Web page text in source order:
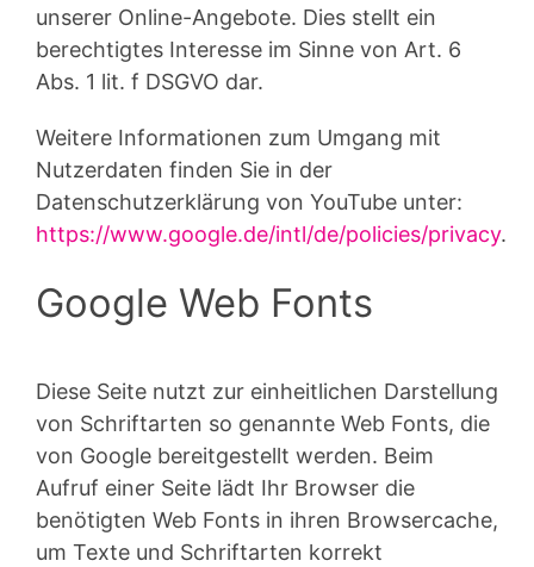
unserer Online-Angebote. Dies stellt ein
berechtigtes Interesse im Sinne von Art. 6
Abs. 1 lit. f DSGVO dar.
Weitere Informationen zum Umgang mit
Nutzerdaten finden Sie in der
Datenschutzerklärung von YouTube unter:
https://www.google.de/intl/de/policies/privacy.
Google Web Fonts
Diese Seite nutzt zur einheitlichen Darstellung
von Schriftarten so genannte Web Fonts, die
von Google bereitgestellt werden. Beim
Aufruf einer Seite lädt Ihr Browser die
benötigten Web Fonts in ihren Browsercache,
um Texte und Schriftarten korrekt